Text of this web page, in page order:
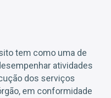
tem como uma de
atividades
dos serviços
em conformidade